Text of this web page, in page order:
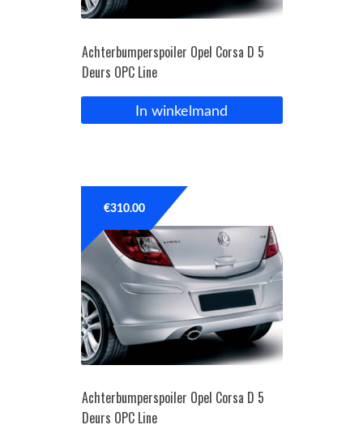
Achterbumperspoiler Opel Corsa D 5
Deurs OPC Line
In winkelmand
Achterbumperspoiler Opel Corsa D 5
Deurs OPC Line
€310.00